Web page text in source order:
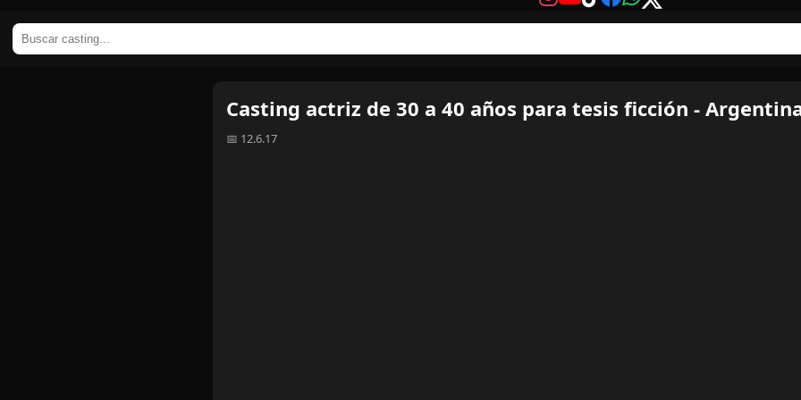
Casting actriz de 30 a 40 años para tesis ficción -
📅 12.6.17